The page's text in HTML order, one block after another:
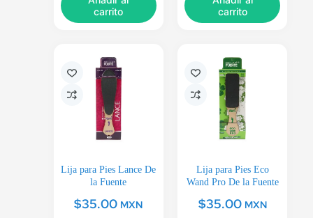
carrito
carrito
Lija para Pies Lance De
la Fuente
$35.00 MXN
Lija para Pies Eco
Wand Pro De la Fuente
$35.00 MXN